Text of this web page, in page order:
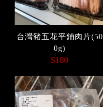
台灣豬五花平鋪肉片(50
0g)
$180